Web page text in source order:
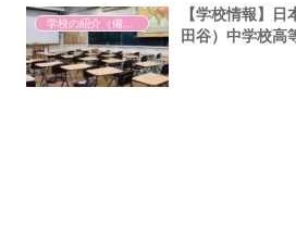
【学校情報】
田谷）中学校高